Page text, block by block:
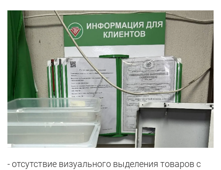
- отсутствие визуального выделения товаров с